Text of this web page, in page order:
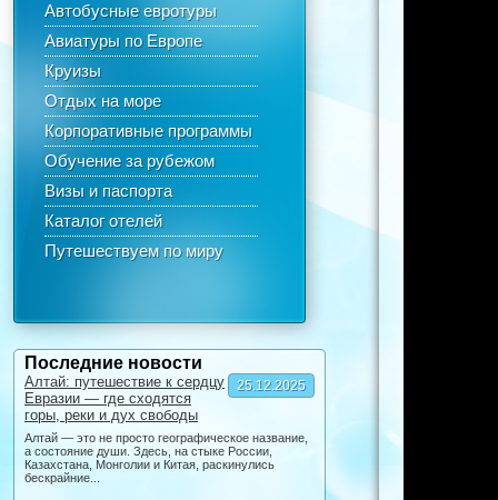
Автобусные евротуры
Авиатуры по Европе
Круизы
Отдых на море
Корпоративные программы
Обучение за рубежом
Визы и паспорта
Каталог отелей
Путешествуем по миру
Последние новости
25.12.2025
Алтай: путешествие к сердцу
Евразии — где сходятся
горы, реки и дух свободы
Алтай — это не просто географическое название,
а состояние души. Здесь, на стыке России,
Казахстана, Монголии и Китая, раскинулись
бескрайние...